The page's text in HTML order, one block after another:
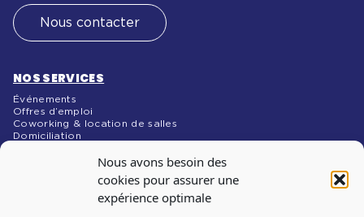
Nous avons besoin des
cookies pour assurer une
expérience optimale
Nous contacter
NOS SERVICES
Événements
Offres d’emploi
Coworking & location de salles
Domiciliation